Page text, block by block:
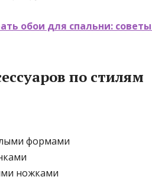
обои для спальни:
по стилям
формами
ножками